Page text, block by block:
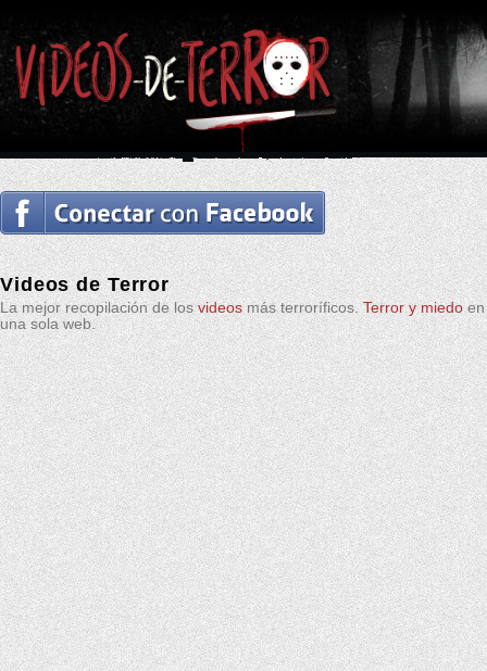
Videos de Terror
La mejor recopilación de losvideosmás terroríficos.Terror y miedoen
una sola web.